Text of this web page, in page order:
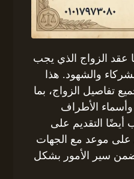
عقد الزواج الذي يجب
والشهود. هذا
تفاصيل الزواج، بما
وأسماء الأطراف
أيضًا التقديم على
موعد مع الجهات
سير الأمور بشكل